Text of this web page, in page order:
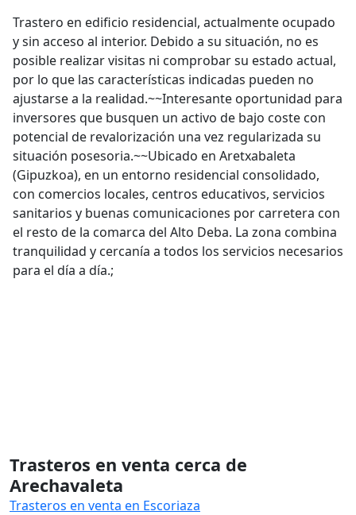
Trastero en edificio residencial, actualmente ocupado
y sin acceso al interior. Debido a su situación, no es
posible realizar visitas ni comprobar su estado actual,
por lo que las características indicadas pueden no
ajustarse a la realidad.~~Interesante oportunidad para
inversores que busquen un activo de bajo coste con
potencial de revalorización una vez regularizada su
situación posesoria.~~Ubicado en Aretxabaleta
(Gipuzkoa), en un entorno residencial consolidado,
con comercios locales, centros educativos, servicios
sanitarios y buenas comunicaciones por carretera con
el resto de la comarca del Alto Deba. La zona combina
tranquilidad y cercanía a todos los servicios necesarios
para el día a día.;
Trasteros en venta cerca de
Arechavaleta
Trasteros en venta en Escoriaza